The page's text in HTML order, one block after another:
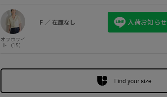
オフホワイ
ト （15）
F ／ 在庫なし 入荷お知らせ
Find your size